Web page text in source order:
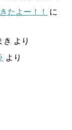
たよー！！
に
き より
より